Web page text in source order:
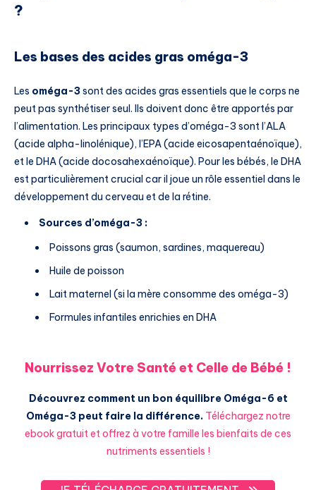
?
Les bases des acides gras oméga-3
Les oméga-3sont des acides gras essentiels que le corps ne
peut pas synthétiser seul. Ils doivent donc être apportés par
l’alimentation. Les principaux types d’oméga-3 sont l’ALA
(acide alpha-linolénique), l’EPA (acide eicosapentaénoïque),
et le DHA (acide docosahexaénoïque). Pour les bébés, le DHA
est particulièrement crucial car il joue un rôle essentiel dans le
développement du cerveau et de la rétine.
Sources d’oméga-3 :
Poissons gras (saumon, sardines, maquereau)
Huile de poisson
Lait maternel (si la mère consomme des oméga-3)
Formules infantiles enrichies en DHA
Nourrissez Votre Santé et Celle de Bébé !
Découvrez comment un bon équilibre Oméga-6 et
Oméga-3 peut faire la différence. Téléchargez notre
ebook gratuit et offrez à votre famille les bienfaits de ces
nutriments essentiels !